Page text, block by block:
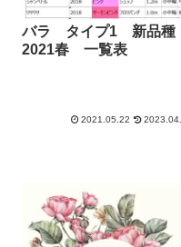
バラ タイプ1 新品
2021春 一覧表
2021.05.22